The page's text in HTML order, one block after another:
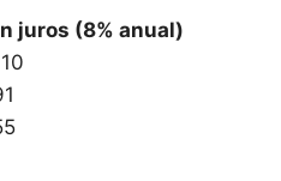
juros (8% anual)